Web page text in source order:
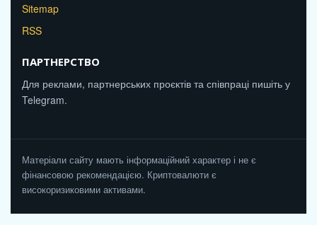
Sitemap
RSS
ПАРТНЕРСТВО
Для реклами, партнерських проєктів та співпраці пишіть у
Telegram.
Матеріали сайту мають інформаційний характер і не є
фінансовою рекомендацією. Криптовалюти є
високоризиковими активами.